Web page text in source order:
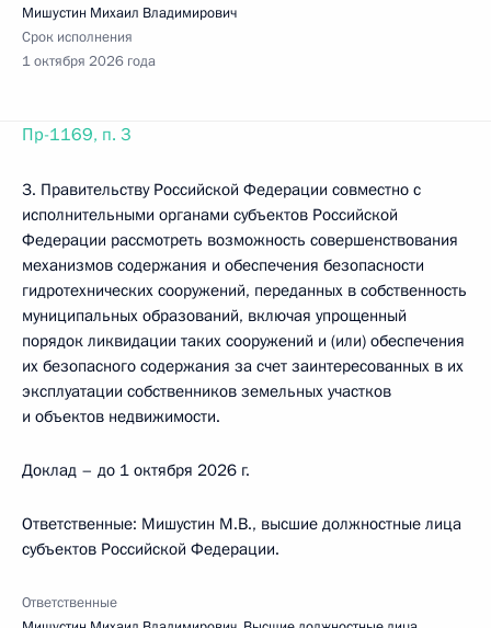
Мишустин Михаил Владимирович
Срок исполнения
1 октября 2026 года
Пр-1169, п. 3
3. Правительству Российской Федерации совместно c
исполнительными органами субъектов Российской
Федерации рассмотреть возможность совершенствования
механизмов содержания и обеспечения безопасности
гидротехнических сооружений, переданных в собственность
муниципальных образований, включая упрощенный
порядок ликвидации таких сооружений и (или) обеспечения
их безопасного содержания за счет заинтересованных в их
эксплуатации собственников земельных участков
и объектов недвижимости.
Доклад – до 1 октября 2026 г.
Ответственные: Мишустин М.В., высшие должностные лица
субъектов Российской Федерации.
Ответственные